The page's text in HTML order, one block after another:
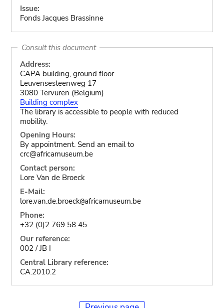
Issue:
Fonds Jacques Brassinne
Consult this document
Address:
CAPA building, ground floor
Leuvensesteenweg 17
3080 Tervuren (Belgium)
Building complex
The library is accessible to people with reduced
mobility.
Opening Hours:
By appointment. Send an email to
crc@africamuseum.be
Contact person:
Lore Van de Broeck
E-Mail:
lore.van.de.broeck@africamuseum.be
Phone:
+32 (0)2 769 58 45
Our reference:
002 / JB I
Central Library reference:
CA.2010.2